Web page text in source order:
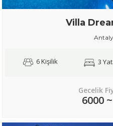
Villa
6 Kişilik 3
Gecelik
6000 ~